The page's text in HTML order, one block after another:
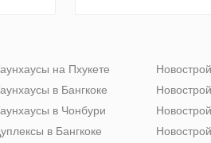
на Пхукете
в Бангкоке
в Чонбури
в Бангкоке